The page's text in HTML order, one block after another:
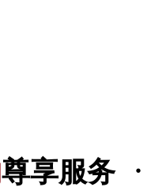
尊享服务 ·